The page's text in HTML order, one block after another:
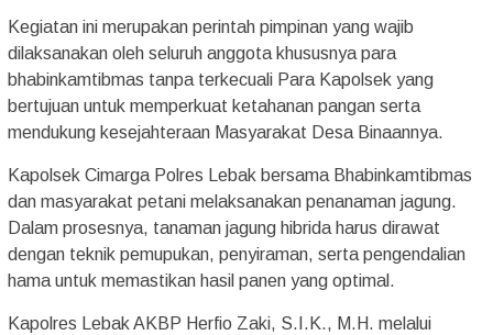
Kegiatan ini merupakan perintah pimpinan yang wajib
dilaksanakan oleh seluruh anggota khususnya para
bhabinkamtibmas tanpa terkecuali Para Kapolsek yang
bertujuan untuk memperkuat ketahanan pangan serta
mendukung kesejahteraan Masyarakat Desa Binaannya.
Kapolsek Cimarga Polres Lebak bersama Bhabinkamtibmas
dan masyarakat petani melaksanakan penanaman jagung.
Dalam prosesnya, tanaman jagung hibrida harus dirawat
dengan teknik pemupukan, penyiraman, serta pengendalian
hama untuk memastikan hasil panen yang optimal.
Kapolres Lebak AKBP Herfio Zaki, S.I.K., M.H. melalui